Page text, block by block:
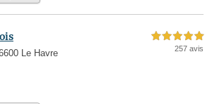
Le Havre
5,0 étoiles sur 5
257 avis